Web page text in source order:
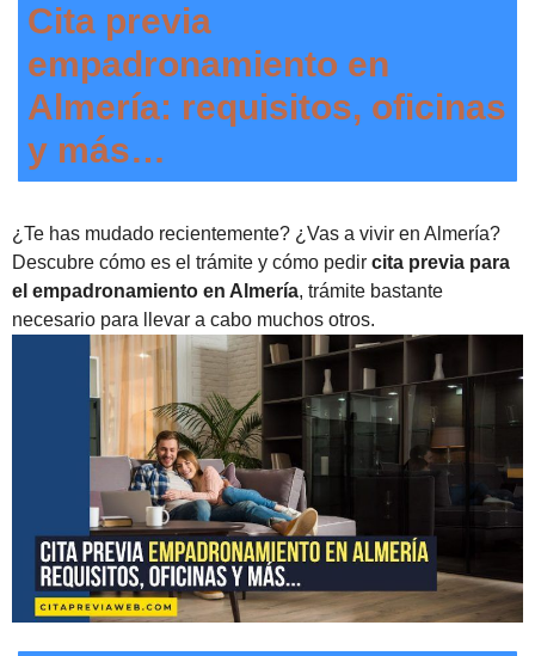
Cita previa
empadronamiento en
Almería: requisitos, oficinas
y más…
¿Te has mudado recientemente? ¿Vas a vivir en Almería?
Descubre cómo es el trámite y cómo pedir cita previa para
el empadronamiento en Almería, trámite bastante
necesario para llevar a cabo muchos otros.